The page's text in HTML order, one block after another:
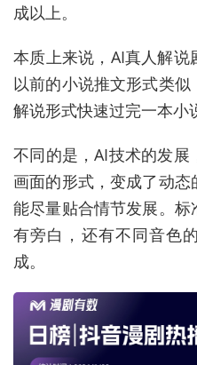
成以上。
本质上来说，AI真人解
以前的小说推文形式类
解说形式快速过完一本小
不同的是，AI技术的发
画面的形式，变成了动
能尽量贴合情节发展。
有旁白，还有不同音色
成。